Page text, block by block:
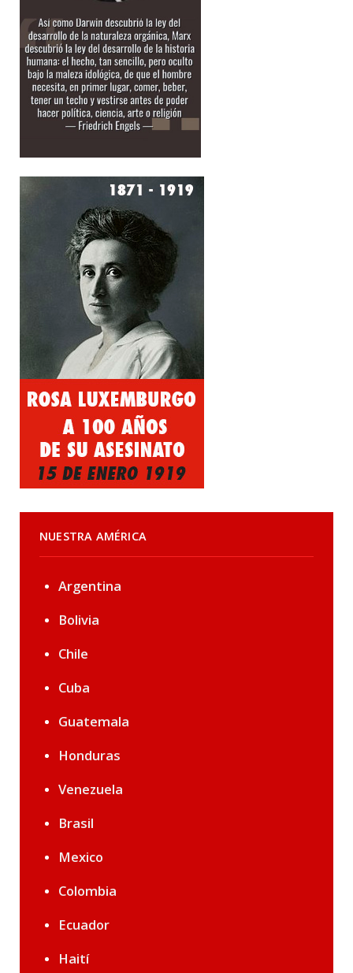
NUESTRA AMÉRICA
Argentina
Bolivia
Chile
Cuba
Guatemala
Honduras
Venezuela
Brasil
Mexico
Colombia
Ecuador
Haití